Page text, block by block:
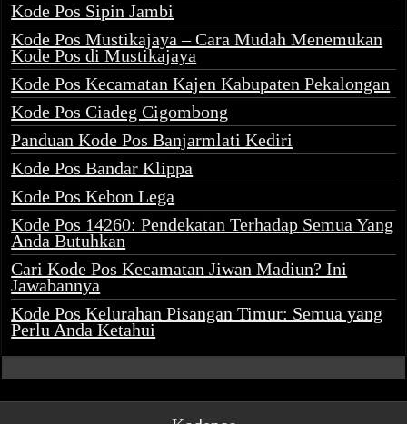
Kode Pos Sipin Jambi
Kode Pos Mustikajaya – Cara Mudah Menemukan
Kode Pos di Mustikajaya
Kode Pos Kecamatan Kajen Kabupaten Pekalongan
Kode Pos Ciadeg Cigombong
Panduan Kode Pos Banjarmlati Kediri
Kode Pos Bandar Klippa
Kode Pos Kebon Lega
Kode Pos 14260: Pendekatan Terhadap Semua Yang
Anda Butuhkan
Cari Kode Pos Kecamatan Jiwan Madiun? Ini
Jawabannya
Kode Pos Kelurahan Pisangan Timur: Semua yang
Perlu Anda Ketahui